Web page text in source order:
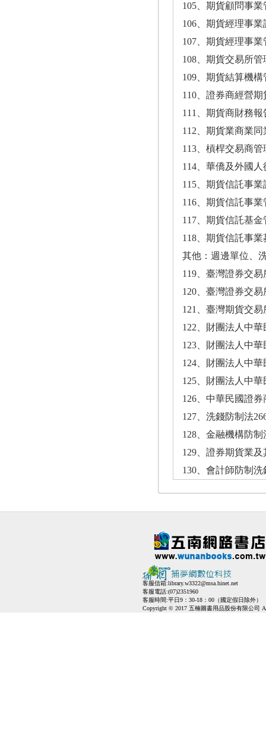
105、期貨顧問事業
106、期貨經理事業
107、期貨經理事業
108、期貨交易所管
109、期貨結算機構
110、證券商經營
111、期貨商財務報
112、期貨業商業
113、槓桿交易商管
114、華僑及外國
115、期貨信託事業
116、期貨信託事業
117、期貨信託基金
118、期貨信託事
其他：週邊
119、臺灣證券交
120、臺灣證券交
121、臺灣期貨交
122、財團法人中
123、財團法人中
124、財團法人中
125、財團法人中
126、中華民國證
127、洗錢防制法
128、金融機構防制
129、證券期貨業
130、會計師防制
客服信箱:library.w3322@msa.hinet.net
客服電話:(07)2351960
客服時間:平日9：30-18：00（國定假日除外）
Copyright © 2017 五楠圖書用品股份有限公司